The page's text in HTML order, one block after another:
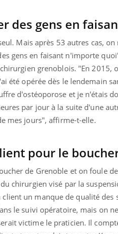
des gens en
Mais après 53 autres cas,
gens en faisant n'importe
grenoblois. "En 2015,
été opérée dès le lendemain
d'ostéoporose et je n'étais
par jour à la suite d'une
mes jours", affirme-t-elle.
pour le
de Grenoble et on foule
chirurgien visé par la
un manque de qualité
le suivi opératoire, mais on
victime le praticien. Il